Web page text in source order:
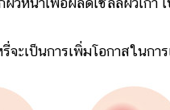
จะเป็นการเพิ่มโอกาสในก